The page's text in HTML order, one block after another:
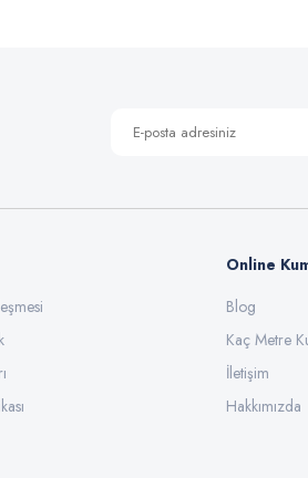
Gönder
Online
Blog
Kaç Metre
İletişim
Hakkımızda